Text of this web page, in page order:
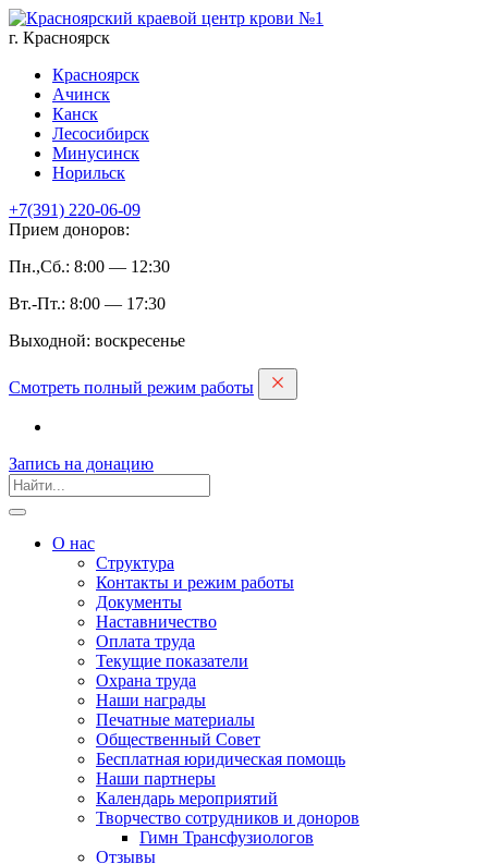
г. Красноярск
Красноярск
Ачинск
Канск
Лесосибирск
Минусинск
Норильск
+7(391) 220-06-09
Прием доноров:
Пн.,Сб.: 8:00 — 12:30
Вт.-Пт.: 8:00 — 17:30
Выходной: воскресенье
Смотреть полный режим работы
Запись на дoнацию
О нас
Структура
Контакты и режим работы
Документы
Наставничество
Оплата труда
Текущие показатели
Охрана труда
Наши награды
Печатные материалы
Общественный Совет
Бесплатная юридическая помощь
Наши партнеры
Календарь мероприятий
Творчество сотрудников и доноров
Гимн Трансфузиологов
Отзывы